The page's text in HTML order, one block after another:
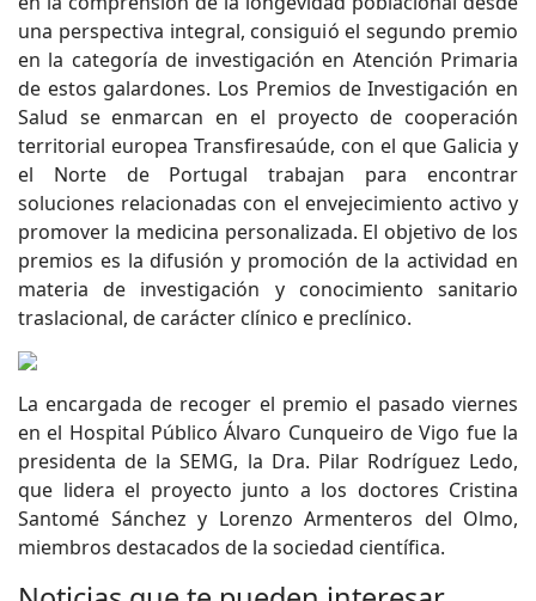
una perspectiva integral, consiguió el segundo premio
en la categoría de investigación en Atención Primaria
de estos galardones. Los Premios de Investigación en
Salud se enmarcan en el proyecto de cooperación
territorial europea Transfiresaúde, con el que Galicia y
el Norte de Portugal trabajan para encontrar
soluciones relacionadas con el envejecimiento activo y
promover la medicina personalizada. El objetivo de los
premios es la difusión y promoción de la actividad en
materia de investigación y conocimiento sanitario
traslacional, de carácter clínico e preclínico.
La encargada de recoger el premio el pasado viernes
en el Hospital Público Álvaro Cunqueiro de Vigo fue la
presidenta de la SEMG, la Dra. Pilar Rodríguez Ledo,
que lidera el proyecto junto a los doctores Cristina
Santomé Sánchez y Lorenzo Armenteros del Olmo,
miembros destacados de la sociedad científica.